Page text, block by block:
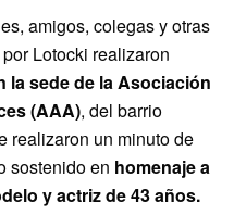
amigos, colegas y otras
Lotocki realizaron
la sede de la Asociación
(AAA), del barrio
realizaron un minuto de
sostenido en homenaje a
y actriz de 43 años.